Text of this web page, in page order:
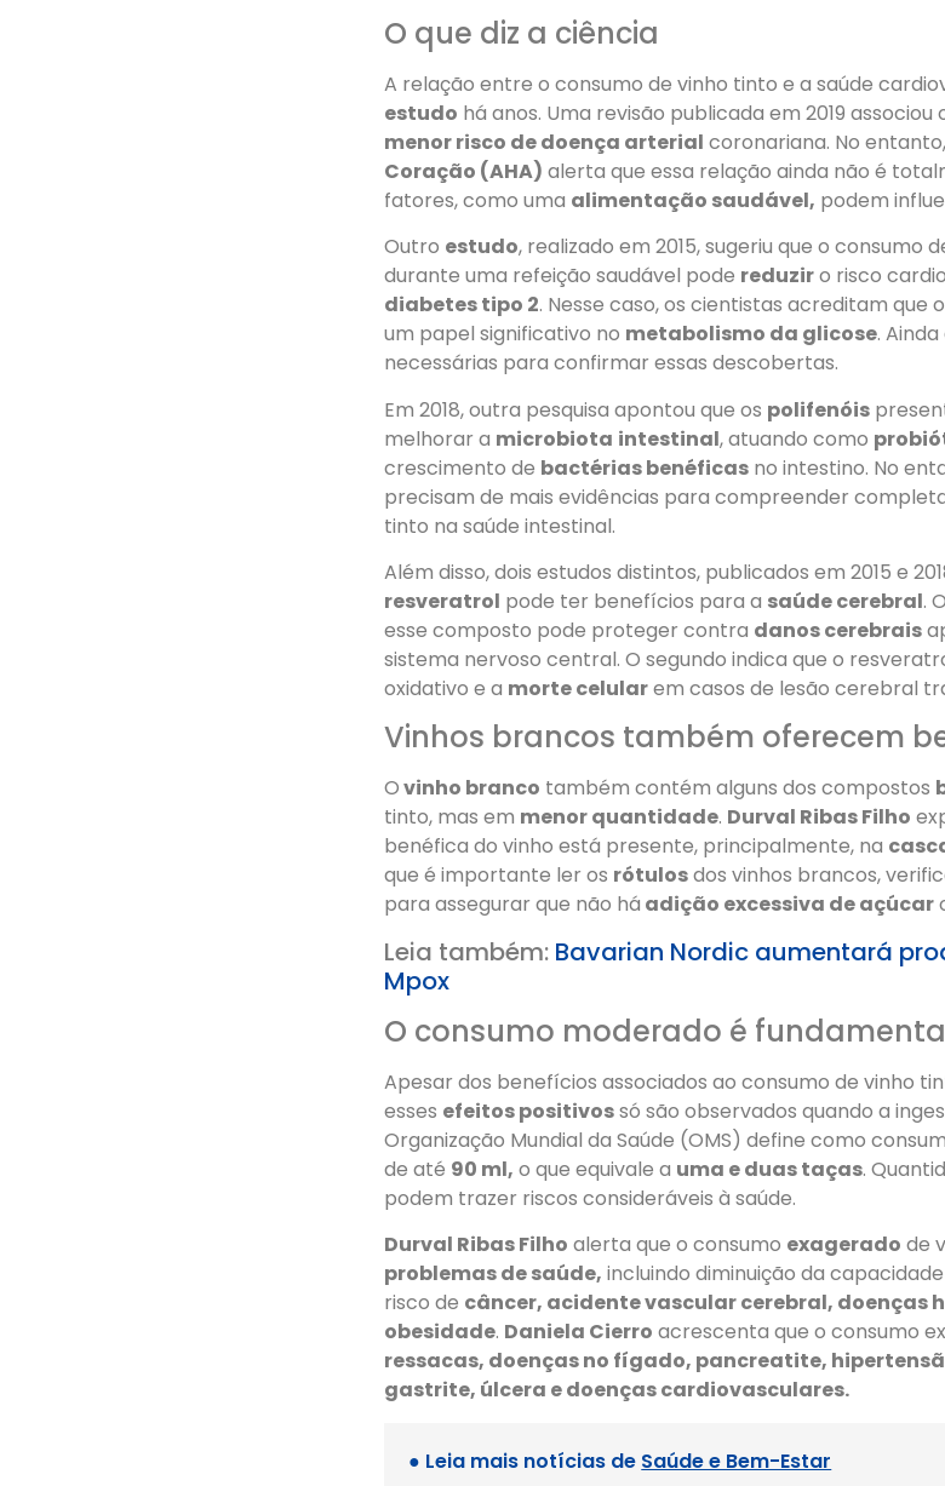
O que diz a ciência
A relação entre o consumo de vinho tinto e a saúde
estudo há anos. Uma revisão publicada em 2019
menor risco de doença arterial coronariana. No
Coração (AHA) alerta que essa relação ainda não é
fatores, como uma alimentação saudável, podem
Outro estudo, realizado em 2015, sugeriu que o consumo
durante uma refeição saudável pode reduziro risco
diabetes tipo 2. Nesse caso, os cientistas acreditam
um papel significativo no metabolismo da glicose.
necessárias para confirmar essas descobertas.
Em 2018, outra pesquisa apontou que os polifenóis
melhorar a microbiota intestinal, atuando como
crescimento de bactérias benéficas no intestino. No
precisam de mais evidências para compreender
tinto na saúde intestinal.
Além disso, dois estudos distintos, publicados em 2015 e
resveratrol pode ter benefícios para a saúde cerebral.
esse composto pode proteger contra danos cerebrais
sistema nervoso central. O segundo indica que o
oxidativo e a morte celularem casos de lesão cerebral
Vinhos brancos também oferecem
Ovinho branco também contém alguns dos compostos
tinto, mas em menor quantidade. Durval Ribas Filho
benéfica do vinho está presente, principalmente, na
que é importante ler os rótulosdos vinhos brancos,
para assegurar que não há adição excessiva de açúcar
Leia também: Bavarian Nordic aumentará
Mpox
O consumo moderado é
Apesar dos benefícios associados ao consumo de vinho
esses efeitos positivossó são observados quando a
Organização Mundial da Saúde (OMS) define como
de até 90 ml, o que equivale a uma e duas taças.
podem trazer riscos consideráveis à saúde.
Durval Ribas Filho alerta que o consumo exagerado de
problemas de saúde, incluindo diminuição da
risco de câncer, acidente vascular cerebral, doenças
obesidade. Daniela Cierro acrescenta que o consumo
ressacas, doenças no fígado, pancreatite,
gastrite, úlcera e doenças cardiovasculares.
● Leia mais notícias de Saúde e Bem-Estar